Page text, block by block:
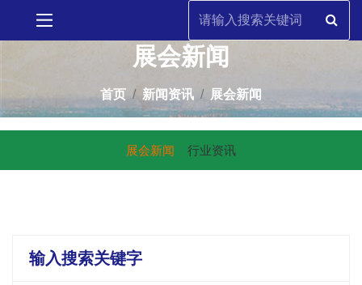
展会新闻
首页 新闻资讯 展会新闻
展会新闻 行业资讯
输入搜索关键字